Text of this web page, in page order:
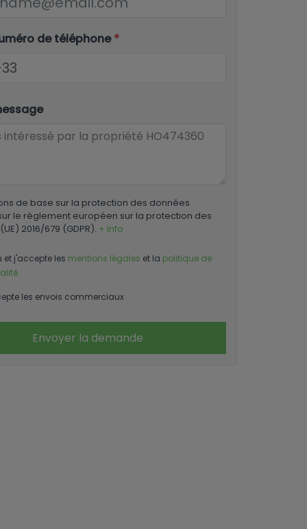
de téléphone*
de base sur la protection des données
le règlement européen sur la protection des
2016/679 (GDPR). + Info
et j'accepte les mentions légales et la politique de
les envois commerciaux
Envoyer la demande